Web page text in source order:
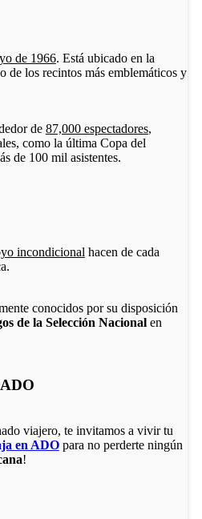
de 1966. Está ubicado en la
de los recintos más emblemáticos y
de 87,000 espectadores,
como la última Copa del
de 100 mil asistentes.
incondicional hacen de cada
conocidos por su disposición
de la Selección Nacionalen
viajero, te invitamos a vivir tu
en ADOpara no perderte ningún
!